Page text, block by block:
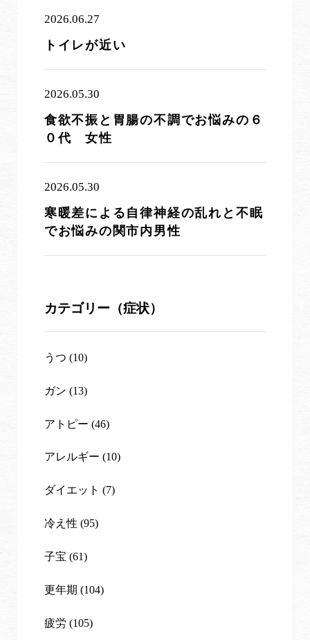
2026.06.27
トイレが近い
2026.05.30
食欲不振と胃腸の不調でお悩みの６
０代 女性
2026.05.30
寒暖差による自律神経の乱れと不眠
でお悩みの関市内男性
カテゴリー（症状）
うつ (10)
ガン (13)
アトピー (46)
アレルギー (10)
ダイエット (7)
冷え性 (95)
子宝 (61)
更年期 (104)
疲労 (105)